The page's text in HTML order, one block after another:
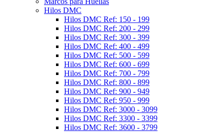
Hilos DMC
Hilos DMC Ref: 150 - 199
Hilos DMC Ref: 200 - 299
Hilos DMC Ref: 300 - 399
Hilos DMC Ref: 400 - 499
Hilos DMC Ref: 500 - 599
Hilos DMC Ref: 600 - 699
Hilos DMC Ref: 700 - 799
Hilos DMC Ref: 800 - 899
Hilos DMC Ref: 900 - 949
Hilos DMC Ref: 950 - 999
Hilos DMC Ref: 3000 - 3099
Hilos DMC Ref: 3300 - 3399
Hilos DMC Ref: 3600 - 3799